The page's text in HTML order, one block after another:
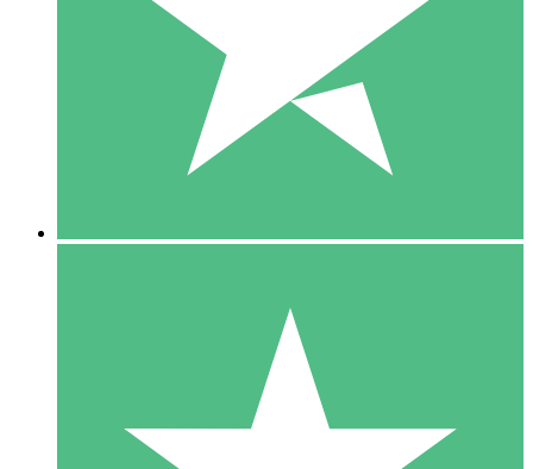
10 00
10 Descargas
20 00